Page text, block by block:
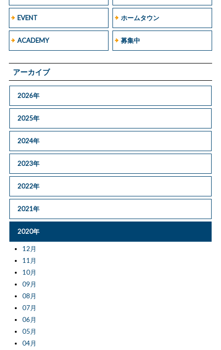
EVENT ホームタウン
ACADEMY 募集中
アーカイブ
2026年
2025年
2024年
2023年
2022年
2021年
2020年
12月
11月
10月
09月
08月
07月
06月
05月
04月